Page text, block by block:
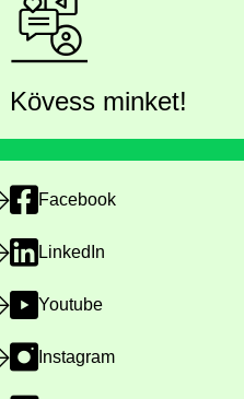
Kövess minket!
Facebook
LinkedIn
Youtube
Instagram